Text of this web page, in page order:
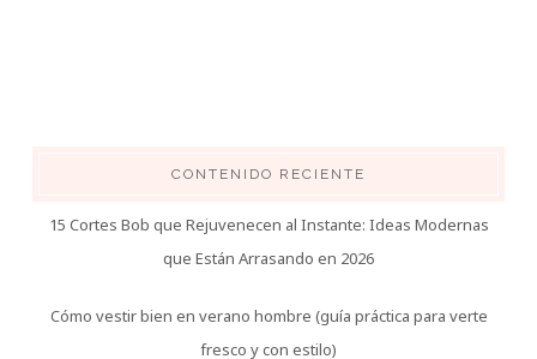
CONTENIDO RECIENTE
15 Cortes Bob que Rejuvenecen al Instante: Ideas Modernas
que Están Arrasando en 2026
Cómo vestir bien en verano hombre (guía práctica para verte
fresco y con estilo)